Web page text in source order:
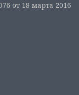
от 18 марта 2016